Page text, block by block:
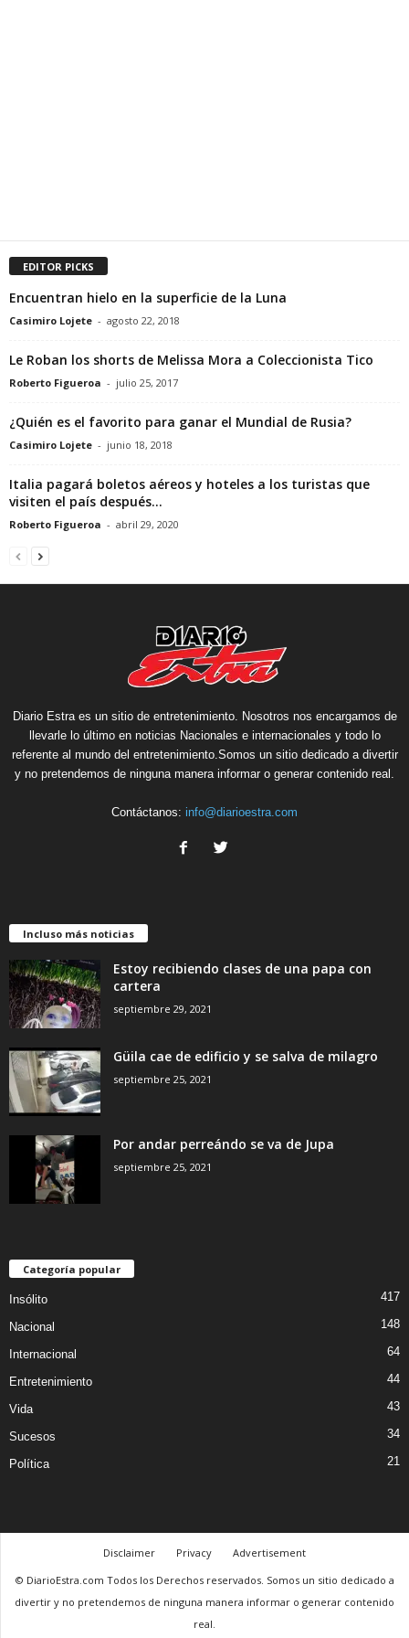
EDITOR PICKS
Encuentran hielo en la superficie de la Luna
Casimiro Lojete - agosto 22, 2018
Le Roban los shorts de Melissa Mora a Coleccionista Tico
Roberto Figueroa - julio 25, 2017
¿Quién es el favorito para ganar el Mundial de Rusia?
Casimiro Lojete - junio 18, 2018
Italia pagará boletos aéreos y hoteles a los turistas que
visiten el país después...
Roberto Figueroa - abril 29, 2020
Diario Estra es un sitio de entretenimiento. Nosotros nos encargamos de
llevarle lo último en noticias Nacionales e internacionales y todo lo
referente al mundo del entretenimiento.Somos un sitio dedicado a divertir
y no pretendemos de ninguna manera informar o generar contenido real.
Contáctanos: info@diarioestra.com
Incluso más noticias
Estoy recibiendo clases de una papa con
cartera
septiembre 29, 2021
Güila cae de edificio y se salva de milagro
septiembre 25, 2021
Por andar perreándo se va de Jupa
septiembre 25, 2021
Categoría popular
Insólito 417
Nacional 148
Internacional 64
Entretenimiento 44
Vida 43
Sucesos 34
Política 21
Disclaimer Privacy
Advertisement
© DiarioEstra.com Todos los Derechos reservados. Somos un sitio dedicado a
divertir y no pretendemos de ninguna manera informar o generar contenido
real.